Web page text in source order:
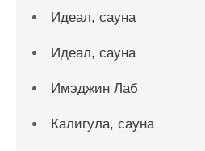
Идеал, сауна
Идеал, сауна
Имэджин Лаб
Калигула, сауна